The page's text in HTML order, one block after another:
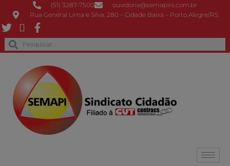
(51) 3287-7500
ouvidoria@semapirs.com.br
Rua General Lima e Silva, 280 – Cidade Baixa – Porto Alegre/RS